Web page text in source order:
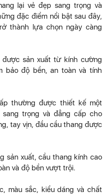
lại vẻ đẹp sang trọng và
đặc điểm nổi bật sau đây,
thành lựa chọn ngày càng
sản xuất từ kính cường
bảo độ bền, an toàn và tính
thường được thiết kế một
trọng và đẳng cấp cho
tay vịn, đầu cầu thang được
sản xuất, cầu thang kính cao
và độ bền vượt trội.
màu sắc, kiểu dáng và chất